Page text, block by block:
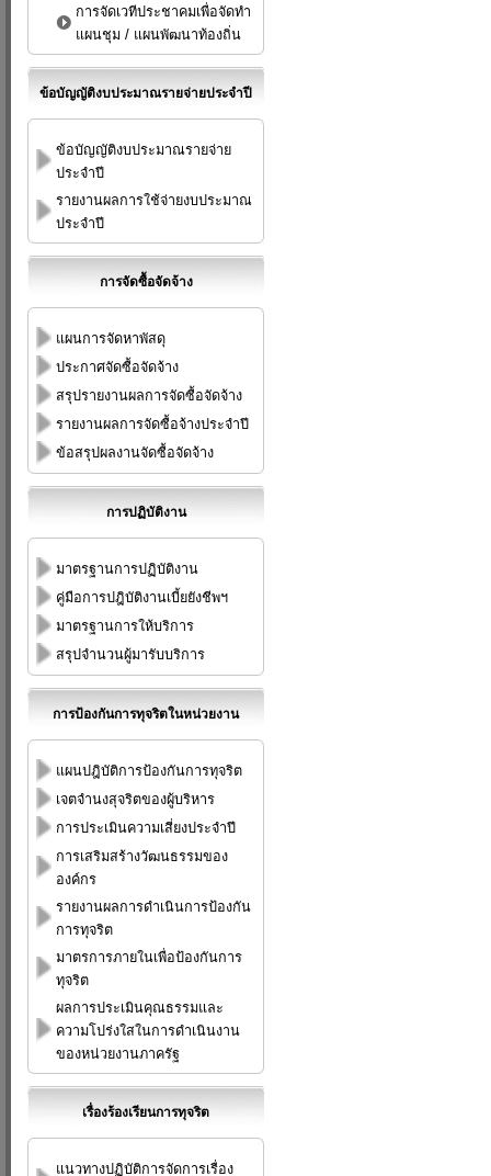
การจัดเวทีประชาคมเพื่อจัดทำ
แผนชุม / แผนพัฒนาท้องถิ่น
ข้อบัญญัติงบประมาณรายจ่ายประจำปี
ข้อบัญญัติงบประมาณรายจ่าย
ประจำปี
รายงานผลการใช้จ่ายงบประมาณ
ประจำปี
การจัดซื้อจัดจ้าง
แผนการจัดหาพัสดุ
ประกาศจัดซื้อจัดจ้าง
สรุปรายงานผลการจัดซื้อจัดจ้าง
รายงานผลการจัดซื้อจ้างประจำปี
ข้อสรุปผลงานจัดซื้อจัดจ้าง
การปฏิบัติงาน
มาตรฐานการปฏิบัติงาน
คู่มือการปฎิบัติงานเบี้ยยังชีพฯ
มาตรฐานการให้บริการ
สรุปจำนวนผู้มารับบริการ
การป้องกันการทุจริตในหน่วยงาน
แผนปฎิบัติการป้องกันการทุจริต
เจตจำนงสุจริตของผู้บริหาร
การประเมินความเสี่ยงประจำปี
การเสริมสร้างวัฒนธรรมของ
องค์กร
รายงานผลการดำเนินการป้องกัน
การทุจริต
มาตรการภายในเพื่อป้องกันการ
ทุจริต
ผลการประเมินคุณธรรมและ
ความโปร่งใสในการดำเนินงาน
ของหน่วยงานภาครัฐ
เรื่องร้องเรียนการทุจริต
แนวทางปฏิบัติการจัดการเรื่อง